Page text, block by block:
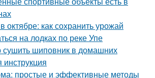
октябре: как сохранить урожай
на лодках по реке Упе
сушить шиповник в домашних
инструкция
простые и эффективные методы